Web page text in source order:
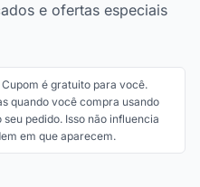
e ofertas especiais
Cupom é gratuito para você.
quando você compra usando
pedido. Isso não influencia
em que aparecem.